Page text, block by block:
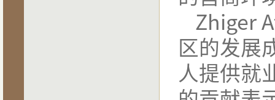
Zhiger
区的发展
人提供就